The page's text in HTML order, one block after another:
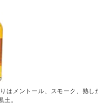
はメントール、スモーク、熟し
土。